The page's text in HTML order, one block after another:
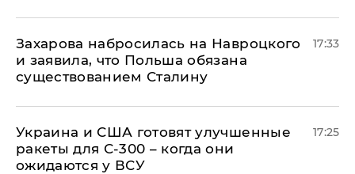
​Захарова набросилась на Навроцкого
и заявила, что Польша обязана
существованием Сталину
17:33
Украина и США готовят улучшенные
ракеты для С-300 – когда они
ожидаются у ВСУ
17:25